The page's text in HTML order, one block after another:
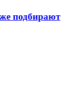
подбирают